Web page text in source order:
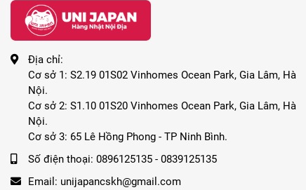
Địa chỉ:
Cơ sở 1: S2.19 01S02 Vinhomes Ocean Park, Gia Lâm, Hà
Nội.
Cơ sở 2: S1.10 01S20 Vinhomes Ocean Park, Gia Lâm, Hà
Nội.
Cơ sở 3: 65 Lê Hồng Phong - TP Ninh Bình.
Số điện thoại: 0896125135 - 0839125135
Email: unijapancskh@gmail.com